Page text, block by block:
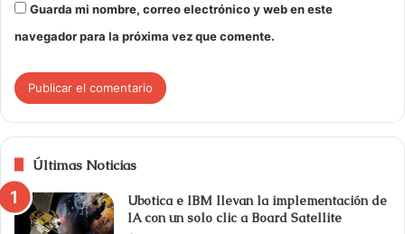
Guarda mi nombre, correo electrónico y web en este
navegador para la próxima vez que comente.
Últimas Noticias
Ubotica e IBM llevan la implementación de
IA con un solo clic a Board Satellite